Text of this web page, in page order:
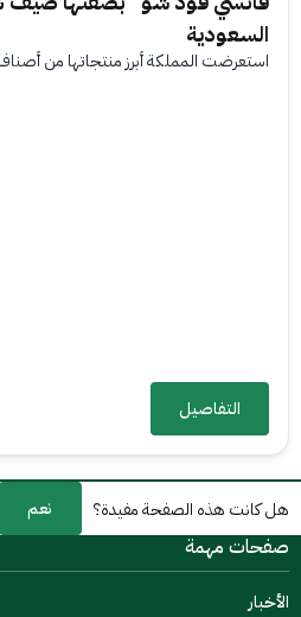
السعودية
استعرضت المملكة أبرز منتجاتها من
التفاصيل
هل كانت هذه الصفحة مفيدة؟ نعم
صفحات مهمة
الأخبار